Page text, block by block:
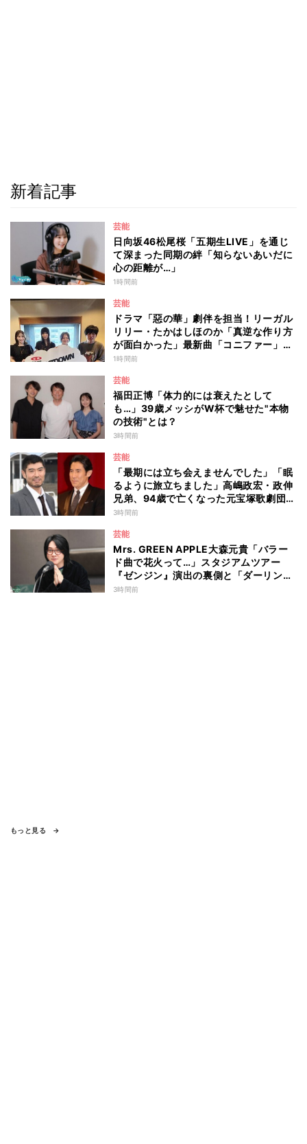
新着記事
芸能
日向坂46松尾桜「五期生LIVE」を通じ
て深まった同期の絆「知らないあいだに
心の距離が…」
1時間前
芸能
ドラマ「惡の華」劇伴を担当！リーガル
リリー・たかはしほのか「真逆な作り方
が面白かった」最新曲「コニファー」制
作秘話も
1時間前
芸能
福田正博「体力的には衰えたとして
も…」39歳メッシがW杯で魅せた"本物
の技術"とは？
3時間前
芸能
「最期には立ち会えませんでした」「眠
るように旅立ちました」高嶋政宏・政伸
兄弟、94歳で亡くなった元宝塚歌劇団ト
ップスターの母・寿美花代を追悼 ここ
いた
3時間前
芸能
Mrs. GREEN APPLE大森元貴「バラー
ド曲で花火って…」スタジアムツアー
『ゼンジン』演出の裏側と「ダーリン」
への思いを語る
3時間前
もっと見る